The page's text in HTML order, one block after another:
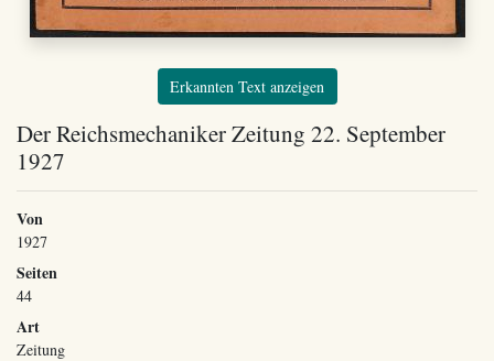
Erkannten Text anzeigen
Der Reichsmechaniker Zeitung 22. September
1927
Von
1927
Seiten
44
Art
Zeitung